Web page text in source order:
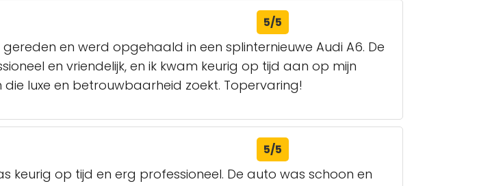
5/5
en werd opgehaald in een splinternieuwe Audi A6. De
en vriendelijk, en ik kwam keurig op tijd aan op mijn
luxe en betrouwbaarheid zoekt. Topervaring!
5/5
keurig op tijd en erg professioneel. De auto was schoon en